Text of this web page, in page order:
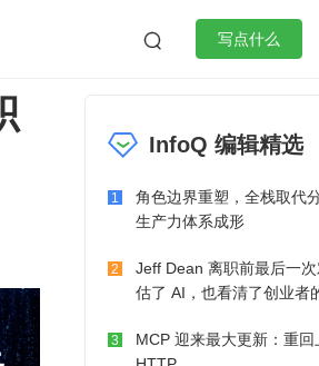
 写点什么
作
微服务架构 flutter
InfoQ 编辑精选
1
角色边界重塑，全栈取代
生产力体系成形
2
Jeff Dean 离职前最后一
估了 AI，也看清了创业者
3
MCP 迎来最大更新：重回